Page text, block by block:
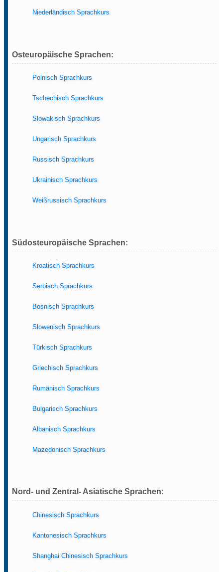
Niederländisch Sprachkurs
Osteuropäische Sprachen:
Polnisch Sprachkurs
Tschechisch Sprachkurs
Slowakisch Sprachkurs
Ungarisch Sprachkurs
Russisch Sprachkurs
Ukrainisch Sprachkurs
Weißrussisch Sprachkurs
Südosteuropäische Sprachen:
Kroatisch Sprachkurs
Serbisch Sprachkurs
Bosnisch Sprachkurs
Slowenisch Sprachkurs
Türkisch Sprachkurs
Griechisch Sprachkurs
Rumänisch Sprachkurs
Bulgarisch Sprachkurs
Albanisch Sprachkurs
Mazedonisch Sprachkurs
Nord- und Zentral- Asiatische Sprachen:
Chinesisch Sprachkurs
Kantonesisch Sprachkurs
Shanghai Chinesisch Sprachkurs